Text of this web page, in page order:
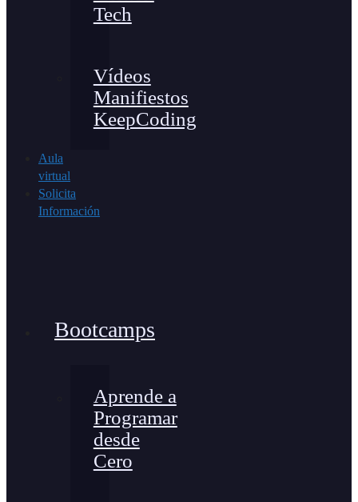
Tech
Vídeos
Manifiestos
KeepCoding
Aula
virtual
Solicita
Información
Bootcamps
Aprende a
Programar
desde
Cero